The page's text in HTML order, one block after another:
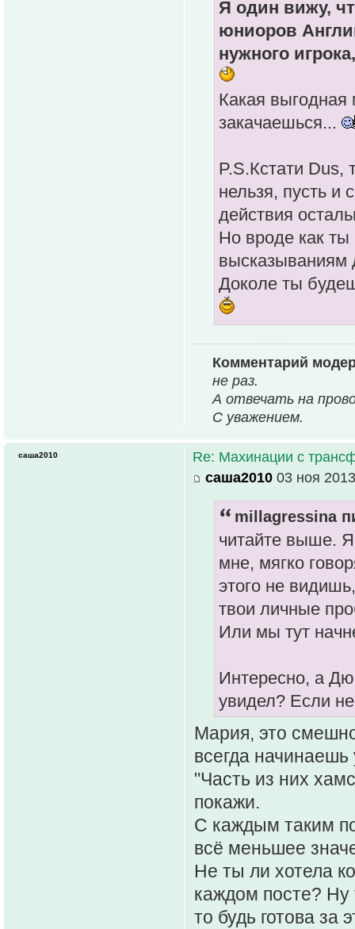
Я один вижу,
юниоров
нужного
Какая выгодная
закачаешься...
P.S.Кстати Dus,
нельзя, пусть и
действия
Но вроде как ты
высказываниям
Доколе ты
Комментарий
не раз.
А отвечать на
С уважением.
Re: Махинации с
саша2010 03 ноя
millagressina
читайте выше.
мне, мягко
этого не
твои личные
Или мы тут
Интересно, а
увидел? Если
Мария, это
всегда начинаешь
"Часть из них
покажи.
С каждым таким
всё меньшее
Не ты ли хотела
каждом посте? Ну
то будь готова за
саша2010